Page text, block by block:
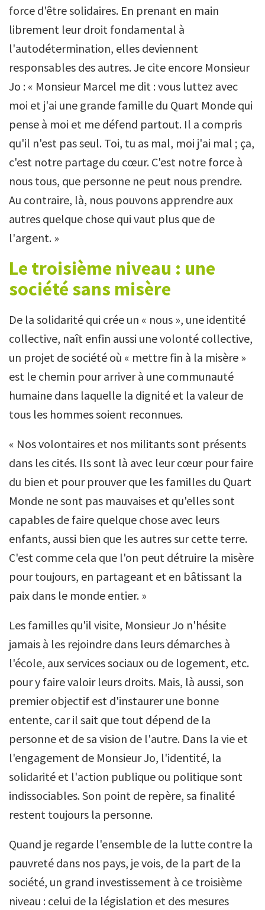
force d'être solidaires. En prenant en main
librement leur droit fondamental à
l'autodétermination, elles deviennent
responsables des autres. Je cite encore Monsieur
Jo : « Monsieur Marcel me dit : vous luttez avec
moi et j'ai une grande famille du Quart Monde qui
pense à moi et me défend partout. Il a compris
qu'il n'est pas seul. Toi, tu as mal, moi j'ai mal ; ça,
c'est notre partage du cœur. C'est notre force à
nous tous, que personne ne peut nous prendre.
Au contraire, là, nous pouvons apprendre aux
autres quelque chose qui vaut plus que de
l'argent. »
Le troisième niveau : une
société sans misère
De la solidarité qui crée un « nous », une identité
collective, naît enfin aussi une volonté collective,
un projet de société où « mettre fin à la misère »
est le chemin pour arriver à une communauté
humaine dans laquelle la dignité et la valeur de
tous les hommes soient reconnues.
« Nos volontaires et nos militants sont présents
dans les cités. Ils sont là avec leur cœur pour faire
du bien et pour prouver que les familles du Quart
Monde ne sont pas mauvaises et qu'elles sont
capables de faire quelque chose avec leurs
enfants, aussi bien que les autres sur cette terre.
C'est comme cela que l'on peut détruire la misère
pour toujours, en partageant et en bâtissant la
paix dans le monde entier. »
Les familles qu'il visite, Monsieur Jo n'hésite
jamais à les rejoindre dans leurs démarches à
l'école, aux services sociaux ou de logement, etc.
pour y faire valoir leurs droits. Mais, là aussi, son
premier objectif est d'instaurer une bonne
entente, car il sait que tout dépend de la
personne et de sa vision de l'autre. Dans la vie et
l'engagement de Monsieur Jo, l'identité, la
solidarité et l'action publique ou politique sont
indissociables. Son point de repère, sa finalité
restent toujours la personne.
Quand je regarde l'ensemble de la lutte contre la
pauvreté dans nos pays, je vois, de la part de la
société, un grand investissement à ce troisième
niveau : celui de la législation et des mesures